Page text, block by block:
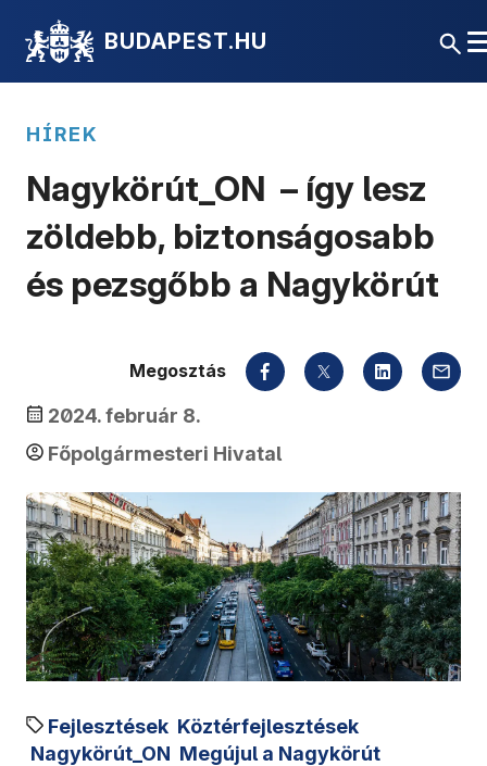
BUDAPEST.HU
HÍREK
Nagykörút_ON – így lesz
zöldebb, biztonságosabb
és pezsgőbb a Nagykörút
2024. február 8.
Főpolgármesteri Hivatal
Fejlesztések Köztérfejlesztések
Nagykörút_ON Megújul a Nagykörút
Megosztás